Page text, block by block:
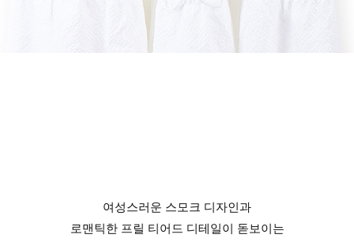
여성스러운 스모크 디자인과
로맨틱한 프릴 티어드 디테일이 돋보이는